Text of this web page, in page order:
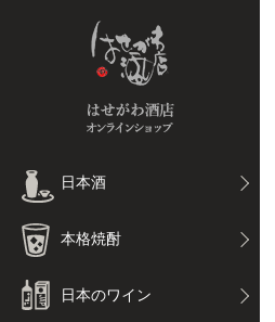
日本酒
本格焼酎
日本のワイン